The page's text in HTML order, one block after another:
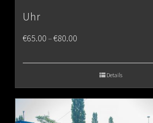
Uhr
€65.00–€80.00
€80.00
Details